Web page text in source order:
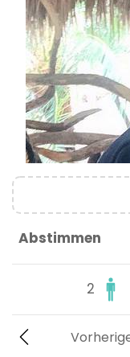
Abstimmen
2